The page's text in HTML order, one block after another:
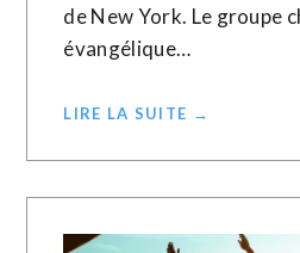
de New York. Le groupe
évangélique…
LIRE LA SUITE →